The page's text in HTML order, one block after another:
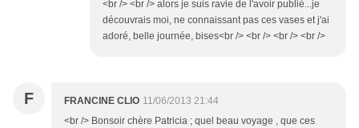
<br /> <br /> alors je suis ravie de l'avoir publié...je
découvrais moi, ne connaissant pas ces vases et j'ai
adoré, belle journée, bises<br /> <br /> <br /> <br />
F FRANCINE CLIO 11/06/2013 21:44
<br /> Bonsoir chère Patricia ; quel beau voyage , que ces